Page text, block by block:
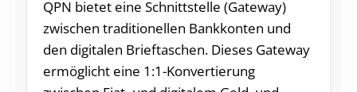
QPN bietet eine Schnittstelle (Gateway)
zwischen traditionellen Bankkonten und
den digitalen Brieftaschen. Dieses Gateway
ermöglicht eine 1:1-Konvertierung